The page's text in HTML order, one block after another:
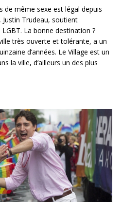
de même sexe est légal depuis
Trudeau, soutient
La bonne destination ?
très ouverte et tolérante, a un
d’années. Le Village est un
la ville, d’ailleurs un des plus